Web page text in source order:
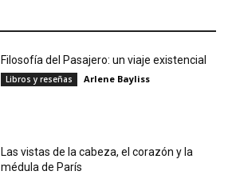
Filosofía del Pasajero: un viaje existencial
Libros y reseñas Arlene Bayliss
Las vistas de la cabeza, el corazón y la
médula de París